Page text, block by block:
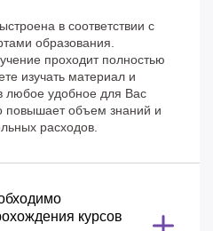
в соответствии с
образования.
проходит полностью
изучать материал и
любое удобное для Вас
повышает объем знаний и
расходов.
курсов